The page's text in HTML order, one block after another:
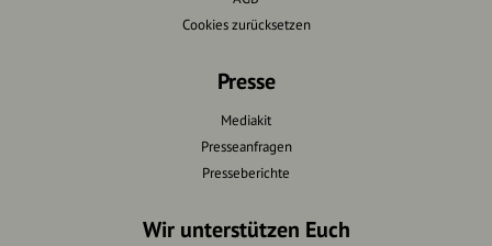
Cookies zurücksetzen
Presse
Mediakit
Presseanfragen
Presseberichte
Wir unterstützen Euch